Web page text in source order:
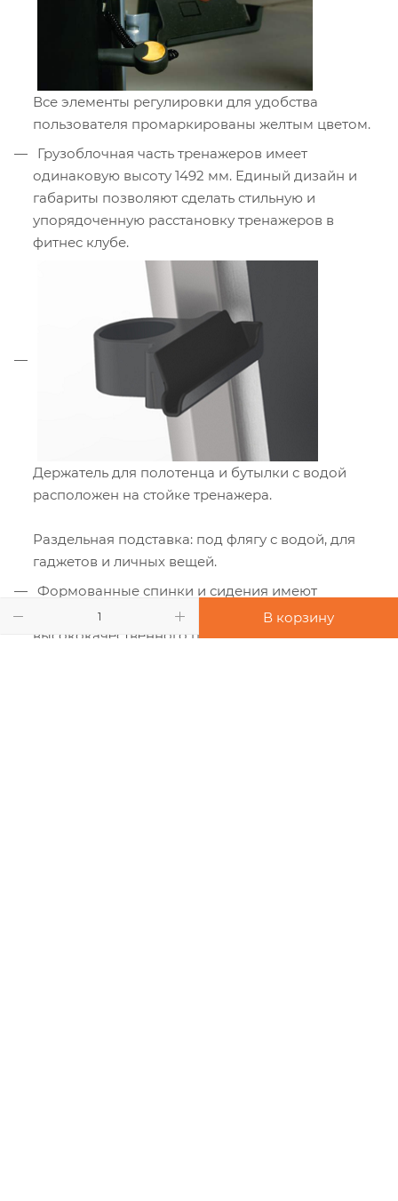
В корзину
Все элементы регулировки для удобства
пользователя промаркированы желтым цветом.
Грузоблочная часть тренажеров имеет
одинаковую высоту 1492 мм. Единый дизайн и
габариты позволяют сделать стильную и
упорядоченную расстановку тренажеров в
фитнес клубе.
Держатель для полотенца и бутылки с водой
расположен на стойке тренажера.
Раздельная подставка: под флягу с водой, для
гаджетов и личных вещей.
Формованные спинки и сидения имеют
эргономичную форму и обивку из
высококачественного промышленного TPU с